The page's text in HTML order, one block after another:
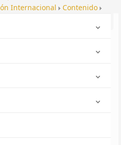
Internacional
Contenido